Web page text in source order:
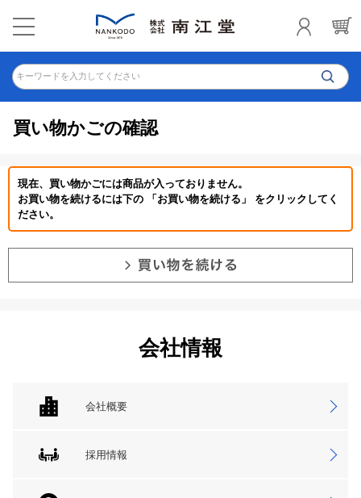
キーワードを入力してください
買い物かごの確認
現在、買い物かごには商品が入っておりません。
お買い物を続けるには下の 「お買い物を続ける」 をクリックしてく
ださい。
会社情報
会社概要
採用情報